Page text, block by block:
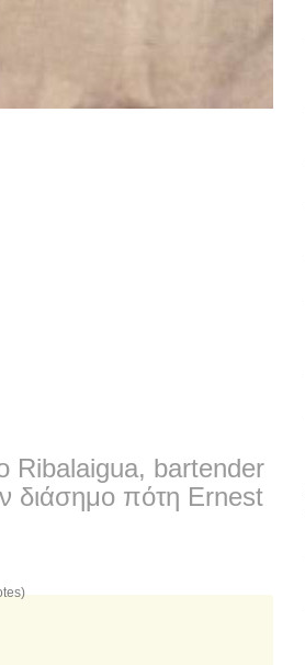
Ribalaigua, bartender
διάσημο πότη Ernest